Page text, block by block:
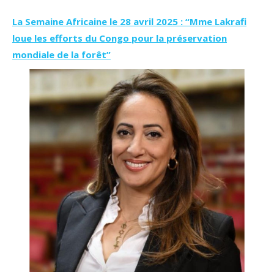
La Semaine Africaine le 28 avril 2025 : “Mme Lakrafi
loue les efforts du Congo pour la préservation
mondiale de la forêt”